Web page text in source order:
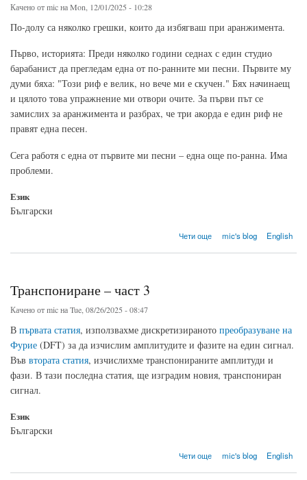
Качено отmicна Mon, 12/01/2025 - 10:28
По-долу са няколко грешки, които да избягваш при аранжимента.
Първо, историята: Преди няколко години седнах с един студио
барабанист да прегледам една от по-ранните ми песни. Първите му
думи бяха: "Този риф е велик, но вече ми е скучен." Бях начинаещ
и цялото това упражнение ми отвори очите. За първи път се
замислих за аранжимента и разбрах, че три акорда е един риф не
правят една песен.
Сега работя с една от първите ми песни – една още по-ранна. Има
проблеми.
Език
Български
Чети още mic's blog English
Транспониране – част 3
Качено отmicна Tue, 08/26/2025 - 08:47
В първата статия, използвахме дискретизираното преобразуване на
Фурие (DFT) за да изчислим амплитудите и фазите на един сигнал.
Във втората статия, изчислихме транспонираните амплитуди и
фази. В тази последна статия, ще изградим новия, транспониран
сигнал.
Език
Български
Чети още mic's blog English